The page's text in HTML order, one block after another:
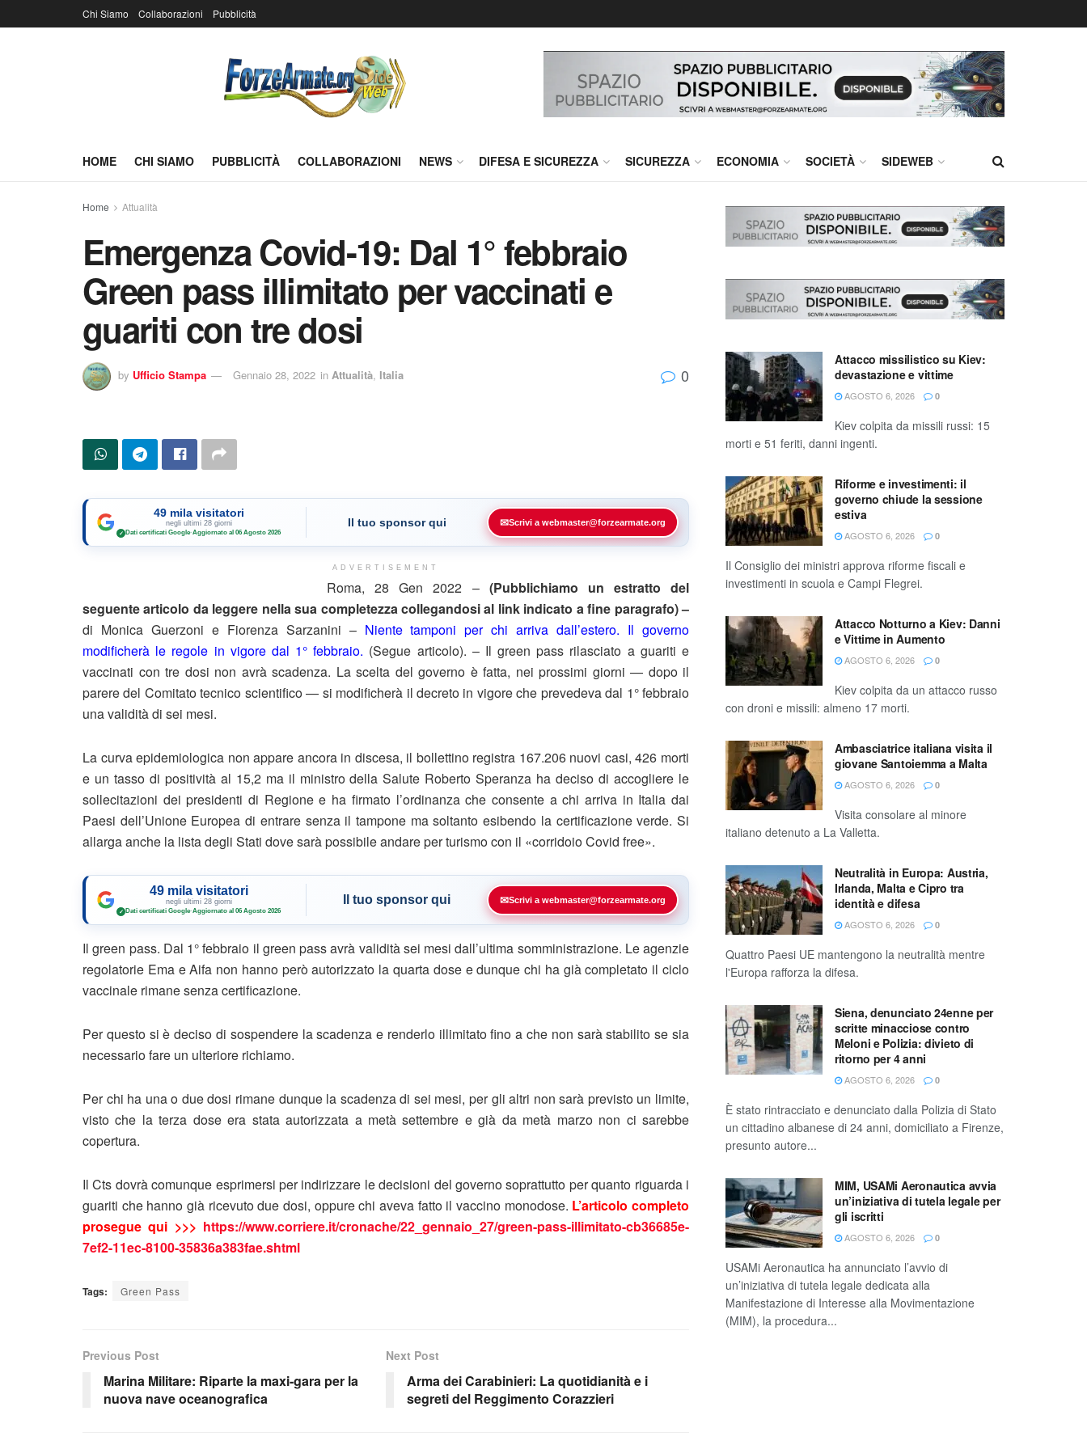
Chi Siamo Collaborazioni Pubblicità
HOME CHI SIAMO PUBBLICITÀ COLLABORAZIONI NEWS DIFESA E SICUREZZA SICUREZZA ECONOMIA SOCIETÀ SIDEWEB
Home Attualità
Emergenza Covid-19: Dal 1° febbraio
Green pass illimitato per vaccinati e
guariti con tre dosi
by Ufficio Stampa Gennaio 28, 2022 in Attualità, Italia 0
49 mila visitatori
negli ultimi 28 giorni
✓ Dati certificati Google·Aggiornato al 06 Agosto 2026
Il tuo sponsor qui ✉Scrivi a webmaster@forzearmate.org
ADVERTISEMENT
Roma, 28 Gen 2022 – (Pubblichiamo un estratto del
seguente articolo da leggere nella sua completezza collegandosi al link indicato a fine paragrafo) –
di Monica Guerzoni e Fiorenza Sarzanini – Niente tamponi per chi arriva dall’estero. Il governo
modificherà le regole in vigore dal 1° febbraio. (Segue articolo). – Il green pass rilasciato a guariti e
vaccinati con tre dosi non avrà scadenza. La scelta del governo è fatta, nei prossimi giorni — dopo il
parere del Comitato tecnico scientifico — si modificherà il decreto in vigore che prevedeva dal 1° febbraio
una validità di sei mesi.
La curva epidemiologica non appare ancora in discesa, il bollettino registra 167.206 nuovi casi, 426 morti
e un tasso di positività al 15,2 ma il ministro della Salute Roberto Speranza ha deciso di accogliere le
sollecitazioni dei presidenti di Regione e ha firmato l’ordinanza che consente a chi arriva in Italia dai
Paesi dell’Unione Europea di entrare senza il tampone ma soltanto esibendo la certificazione verde. Si
allarga anche la lista degli Stati dove sarà possibile andare per turismo con il «corridoio Covid free».
49 mila visitatori
negli ultimi 28 giorni
✓ Dati certificati Google·Aggiornato al 06 Agosto 2026
Il tuo sponsor qui ✉Scrivi a webmaster@forzearmate.org
Il green pass. Dal 1° febbraio il green pass avrà validità sei mesi dall’ultima somministrazione. Le agenzie
regolatorie Ema e Aifa non hanno però autorizzato la quarta dose e dunque chi ha già completato il ciclo
vaccinale rimane senza certificazione.
Per questo si è deciso di sospendere la scadenza e renderlo illimitato fino a che non sarà stabilito se sia
necessario fare un ulteriore richiamo.
Per chi ha una o due dosi rimane dunque la scadenza di sei mesi, per gli altri non sarà previsto un limite,
visto che la terza dose era stata autorizzata a metà settembre e già da metà marzo non ci sarebbe
copertura.
Il Cts dovrà comunque esprimersi per indirizzare le decisioni del governo soprattutto per quanto riguarda i
guariti che hanno già ricevuto due dosi, oppure chi aveva fatto il vaccino monodose. L’articolo completo
prosegue qui >>> https://www.corriere.it/cronache/22_gennaio_27/green-pass-illimitato-cb36685e-
7ef2-11ec-8100-35836a383fae.shtml
Tags: Green Pass
Previous Post
Marina Militare: Riparte la maxi-gara per la
nuova nave oceanografica
Next Post
Arma dei Carabinieri: La quotidianità e i
segreti del Reggimento Corazzieri
Attacco missilistico su Kiev:
devastazione e vittime
AGOSTO 6, 2026 0
Kiev colpita da missili russi: 15
morti e 51 feriti, danni ingenti.
Riforme e investimenti: il
governo chiude la sessione
estiva
AGOSTO 6, 2026 0
Il Consiglio dei ministri approva riforme fiscali e
investimenti in scuola e Campi Flegrei.
Attacco Notturno a Kiev: Danni
e Vittime in Aumento
AGOSTO 6, 2026 0
Kiev colpita da un attacco russo
con droni e missili: almeno 17 morti.
Ambasciatrice italiana visita il
giovane Santoiemma a Malta
AGOSTO 6, 2026 0
Visita consolare al minore
italiano detenuto a La Valletta.
Neutralità in Europa: Austria,
Irlanda, Malta e Cipro tra
identità e difesa
AGOSTO 6, 2026 0
Quattro Paesi UE mantengono la neutralità mentre
l'Europa rafforza la difesa.
Siena, denunciato 24enne per
scritte minacciose contro
Meloni e Polizia: divieto di
ritorno per 4 anni
AGOSTO 6, 2026 0
È stato rintracciato e denunciato dalla Polizia di Stato
un cittadino albanese di 24 anni, domiciliato a Firenze,
presunto autore...
MIM, USAMi Aeronautica avvia
un’iniziativa di tutela legale per
gli iscritti
AGOSTO 6, 2026 0
USAMi Aeronautica ha annunciato l’avvio di
un’iniziativa di tutela legale dedicata alla
Manifestazione di Interesse alla Movimentazione
(MIM), la procedura...